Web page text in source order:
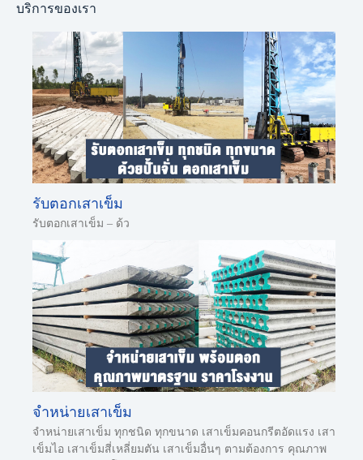
บริการของเรา
รับตอกเสาเข็ม
รับตอกเสาเข็ม – ด้ว
จำหน่ายเสาเข็ม
จำหน่ายเสาเข็ม ทุกชนิด ทุกขนาด เสาเข็มคอนกรีตอัดแรง เสา
เข็มไอ เสาเข็มสี่เหลี่ยมตัน เสาเข็มอื่นๆ ตามต้องการ คุณภาพ